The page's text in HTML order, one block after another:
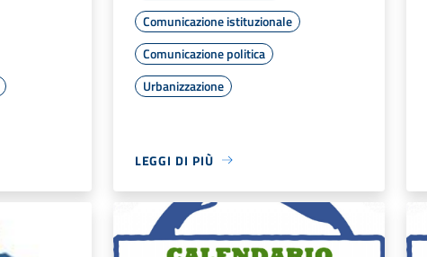
Comunicazione istituzionale
Comunicazione politica
Urbanizzazione
LEGGI DI PIÙ